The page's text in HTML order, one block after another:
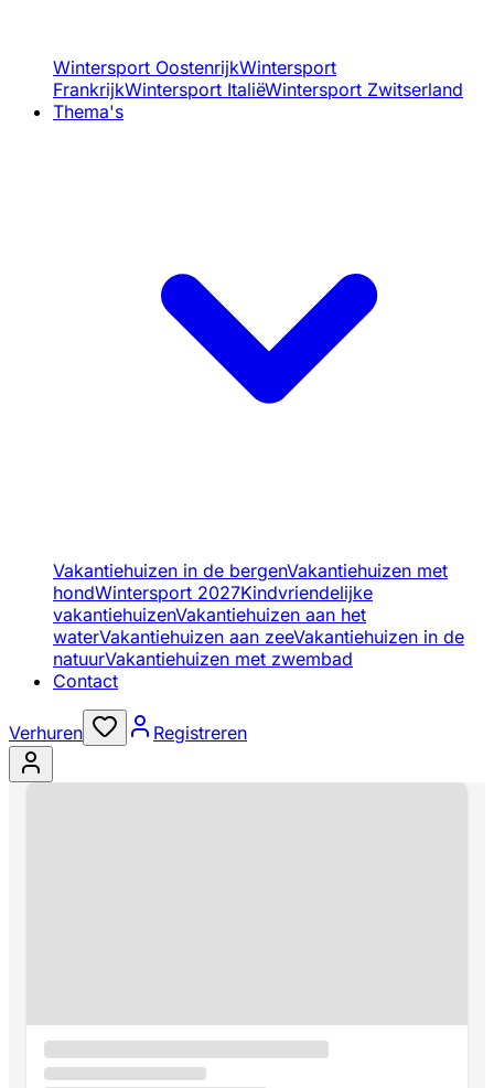
Wintersport OostenrijkWintersport
FrankrijkWintersport ItaliëWintersport Zwitserland
Thema's
Vakantiehuizen in de bergenVakantiehuizen met
hondWintersport 2027Kindvriendelijke
vakantiehuizenVakantiehuizen aan het
waterVakantiehuizen aan zeeVakantiehuizen in de
natuurVakantiehuizen met zwembad
Contact
Verhuren Registreren